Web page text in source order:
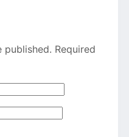
published. Required